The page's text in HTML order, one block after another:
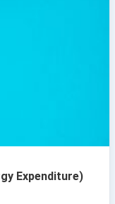
Expenditure)